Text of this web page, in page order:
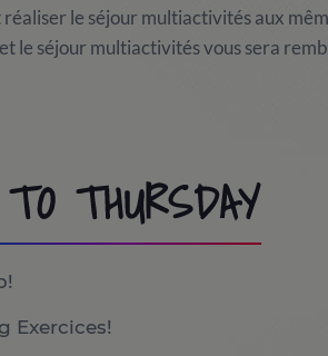
réaliser le séjour multiactivités aux
le séjour multiactivités vous sera
THURSDAY
Exercices!